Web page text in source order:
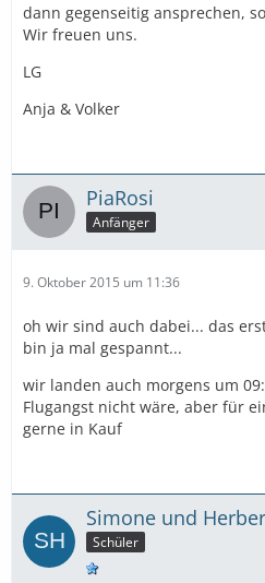
dann gegenseitig ansprechen,
Wir freuen uns.
LG
Anja & Volker
PiaRosi
Anfänger
9. Oktober 2015 um 11:36
oh wir sind auch dabei... das
bin ja mal gespannt...
wir landen auch morgens um
Flugangst nicht wäre, aber für
gerne in Kauf
Simone und
Schüler